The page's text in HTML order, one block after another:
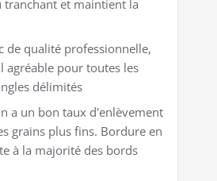
tranchant et maintient la
de qualité professionnelle,
agréable pour toutes les
délimités
a un bon taux d'enlèvement
grains plus fins. Bordure en
à la majorité des bords